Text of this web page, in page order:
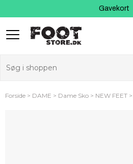
Gavekort
Kundeservice
Forside DAME Dame Sko NEW FEET